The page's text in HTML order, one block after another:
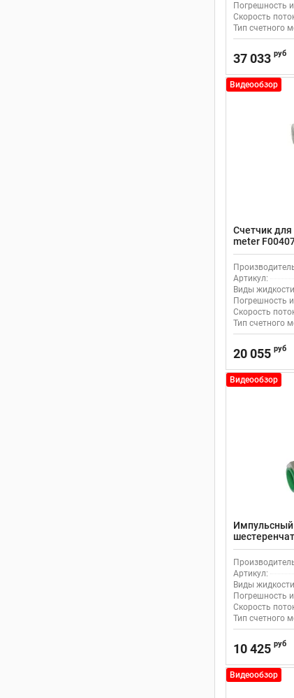
Погрешность
Скорость
Тип счетного
37 033 руб
Видеообзор
Счетчик
meter
Артикул:
Виды
Погрешность
Скорость
Тип счетного
20 055 руб
Видеообзор
Импульсный
Артикул:
Виды
Погрешность
Скорость
Тип счетного
10 425 руб
Видеообзор